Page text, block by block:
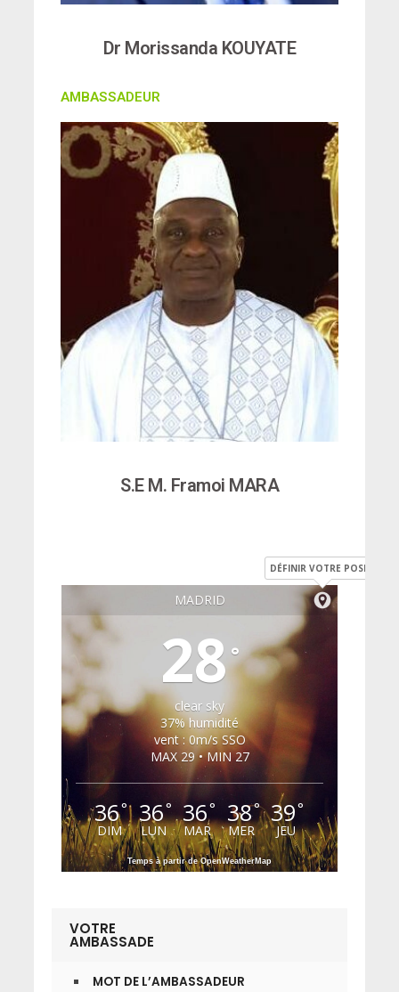
Dr Morissanda KOUYATE
AMBASSADEUR
S.E M. Framoi MARA
MADRID
DÉFINIR VOTRE POSITION
28°
clear sky
37% humidité
vent : 0m/s SSO
MAX 29 • MIN 27
36°
DIM
36°
LUN
36°
MAR
38°
MER
39°
JEU
Temps à partir de OpenWeatherMap
VOTRE
AMBASSADE
MOT DE L’AMBASSADEUR